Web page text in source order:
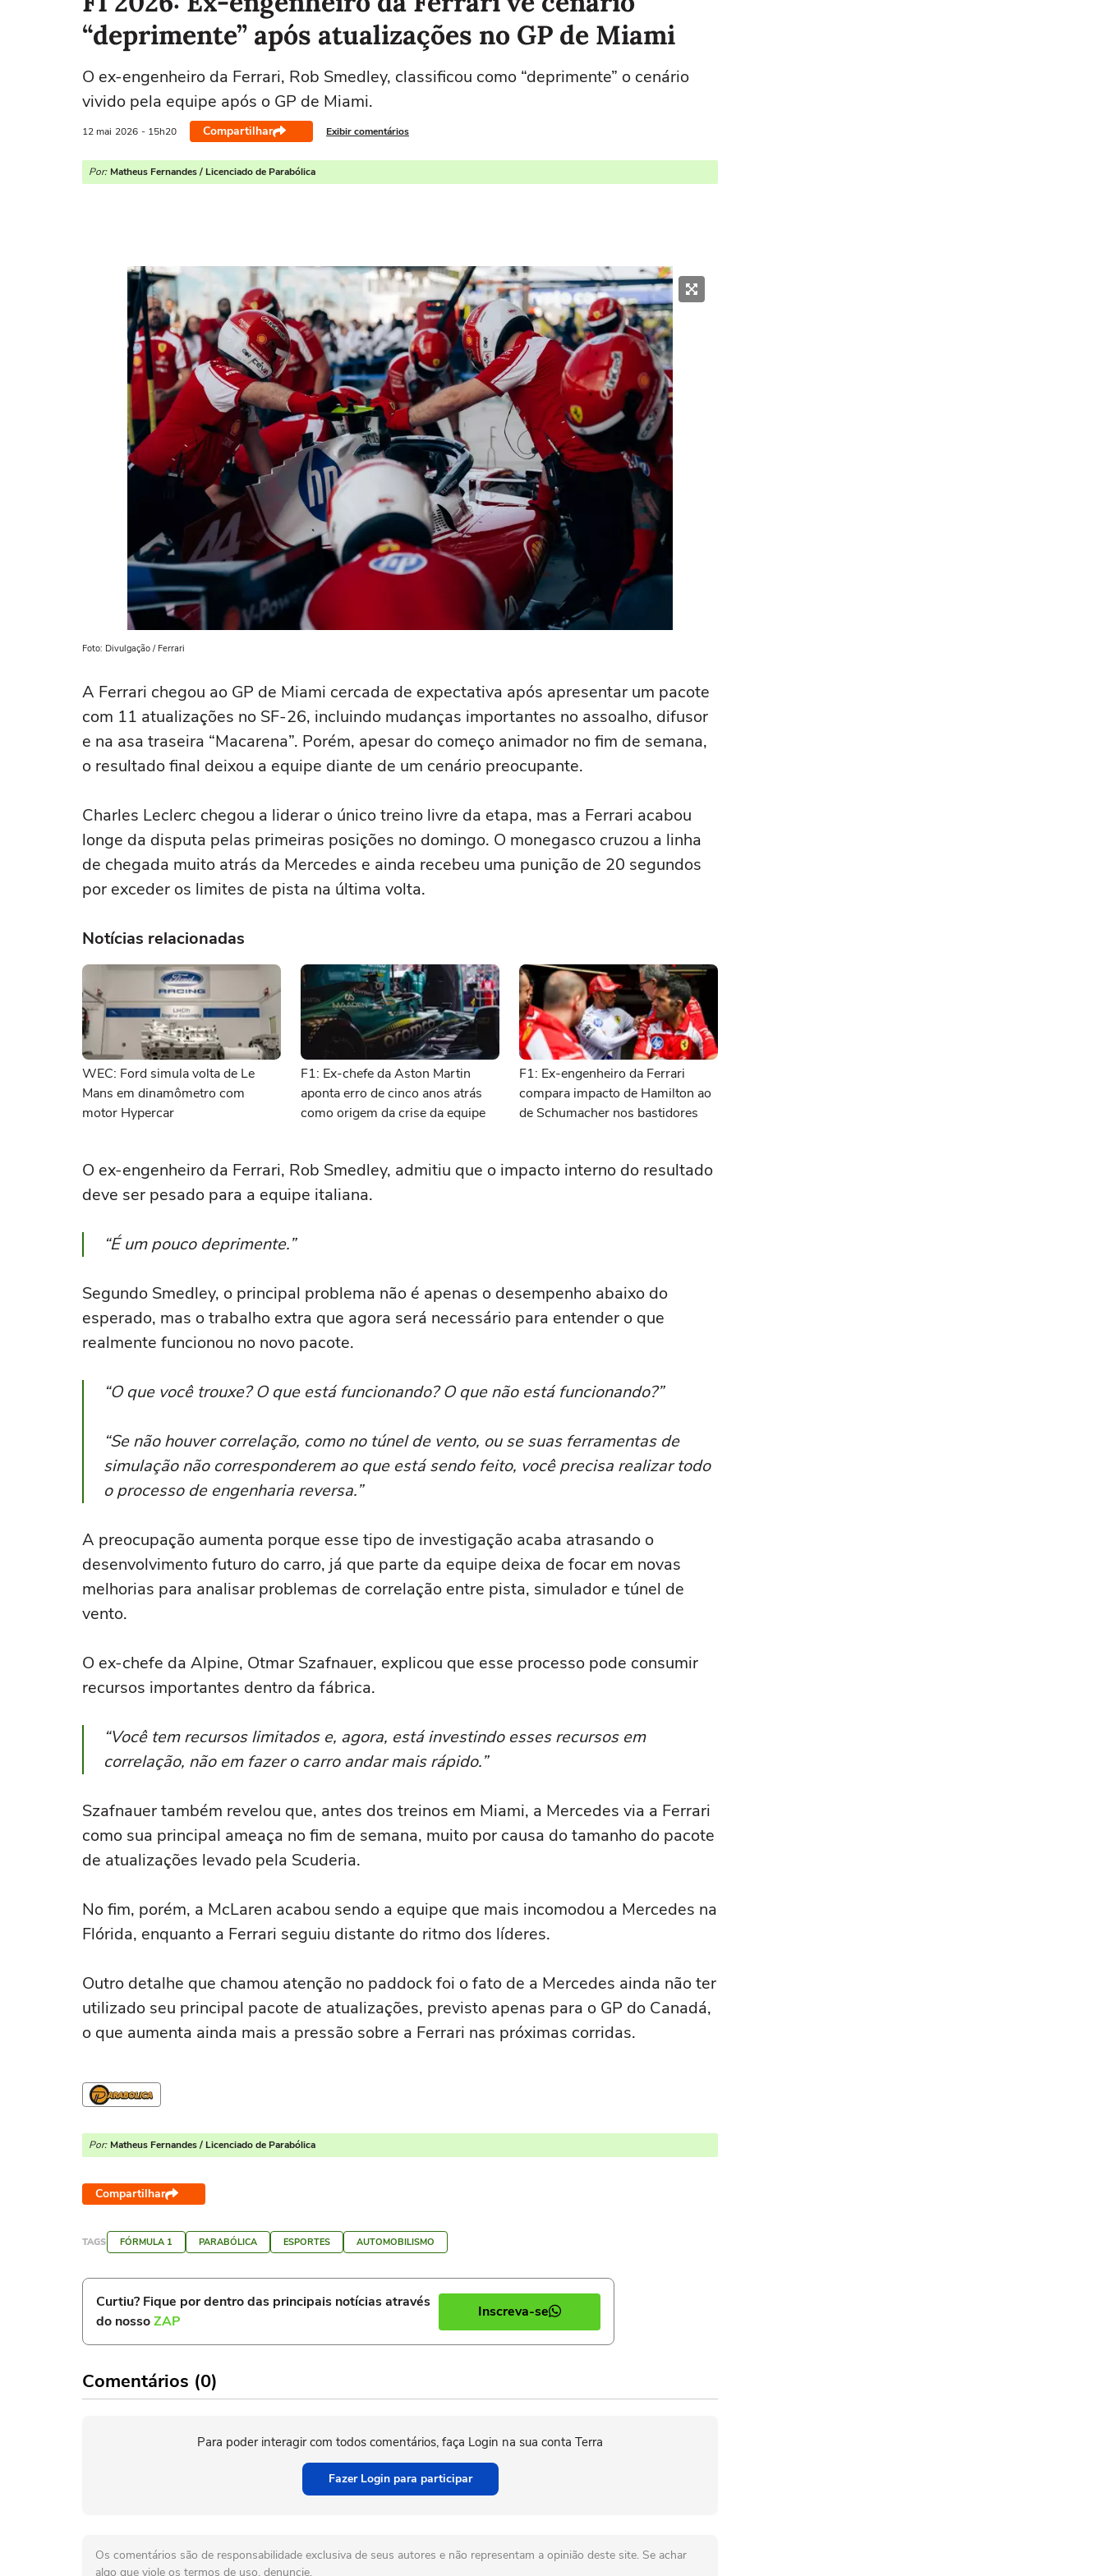
“deprimente” após atualizações no GP de Miami
O ex-engenheiro da Ferrari, Rob Smedley, classificou como “deprimente” o cenário
vivido pela equipe após o GP de Miami.
12 mai 2026 - 15h20 Compartilhar Exibir comentários
Por: Matheus Fernandes / Licenciado de Parabólica
Foto: Divulgação / Ferrari
A Ferrari chegou ao GP de Miami cercada de expectativa após apresentar um pacote
com 11 atualizações no SF-26, incluindo mudanças importantes no assoalho, difusor
e na asa traseira “Macarena”. Porém, apesar do começo animador no fim de semana,
o resultado final deixou a equipe diante de um cenário preocupante.
Charles Leclerc chegou a liderar o único treino livre da etapa, mas a Ferrari acabou
longe da disputa pelas primeiras posições no domingo. O monegasco cruzou a linha
de chegada muito atrás da Mercedes e ainda recebeu uma punição de 20 segundos
por exceder os limites de pista na última volta.
Notícias relacionadas
WEC: Ford simula volta de Le
Mans em dinamômetro com
motor Hypercar
F1: Ex-chefe da Aston Martin
aponta erro de cinco anos atrás
como origem da crise da equipe
F1: Ex-engenheiro da Ferrari
compara impacto de Hamilton ao
de Schumacher nos bastidores
O ex-engenheiro da Ferrari, Rob Smedley, admitiu que o impacto interno do resultado
deve ser pesado para a equipe italiana.
“É um pouco deprimente.”
Segundo Smedley, o principal problema não é apenas o desempenho abaixo do
esperado, mas o trabalho extra que agora será necessário para entender o que
realmente funcionou no novo pacote.
“O que você trouxe? O que está funcionando? O que não está funcionando?”
“Se não houver correlação, como no túnel de vento, ou se suas ferramentas de
simulação não corresponderem ao que está sendo feito, você precisa realizar todo
o processo de engenharia reversa.”
A preocupação aumenta porque esse tipo de investigação acaba atrasando o
desenvolvimento futuro do carro, já que parte da equipe deixa de focar em novas
melhorias para analisar problemas de correlação entre pista, simulador e túnel de
vento.
O ex-chefe da Alpine, Otmar Szafnauer, explicou que esse processo pode consumir
recursos importantes dentro da fábrica.
“Você tem recursos limitados e, agora, está investindo esses recursos em
correlação, não em fazer o carro andar mais rápido.”
Szafnauer também revelou que, antes dos treinos em Miami, a Mercedes via a Ferrari
como sua principal ameaça no fim de semana, muito por causa do tamanho do pacote
de atualizações levado pela Scuderia.
No fim, porém, a McLaren acabou sendo a equipe que mais incomodou a Mercedes na
Flórida, enquanto a Ferrari seguiu distante do ritmo dos líderes.
Outro detalhe que chamou atenção no paddock foi o fato de a Mercedes ainda não ter
utilizado seu principal pacote de atualizações, previsto apenas para o GP do Canadá,
o que aumenta ainda mais a pressão sobre a Ferrari nas próximas corridas.
Por: Matheus Fernandes / Licenciado de Parabólica
Compartilhar
TAGS FÓRMULA 1 PARABÓLICA ESPORTES AUTOMOBILISMO
Curtiu? Fique por dentro das principais notícias através
do nossoZAP
Inscreva-se
Comentários (0)
Para poder interagir com todos comentários, faça Login na sua conta Terra
Fazer Login para participar
Os comentários são de responsabilidade exclusiva de seus autores e não representam a opinião deste site. Se achar
algo que viole os termos de uso, denuncie.